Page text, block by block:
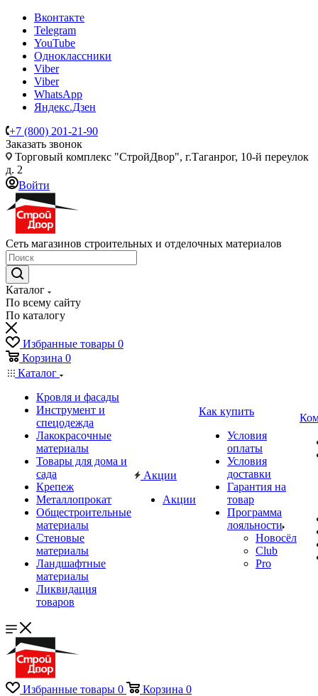
Вконтакте
Telegram
YouTube
Одноклассники
Viber
Viber
WhatsApp
Яндекс.Дзен
+7 (800) 201-21-90
Заказать звонок
Торговый комплекс "СтройДвор", г.Таганрог, 10-й переулок
д. 2
Войти
Сеть магазинов строительных и отделочных материалов
Каталог
По всему сайту
По каталогу
Избранные товары 0
Корзина 0
Каталог
Кровля и фасады
Инструмент и
спецодежда
Лакокрасочные
материалы
Товары для дома и
сада
Крепеж
Металлопрокат
Общестроительные
материалы
Стеновые
материалы
Ландшафтные
материалы
Ликвидация
товаров
Акции
Акции
Как купить
Условия
оплаты
Условия
доставки
Гарантия на
товар
Программа
лояльности
Новосёл
Club
Pro
Избранные товары 0 Корзина 0